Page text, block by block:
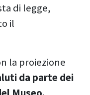
di legge,
il
la proiezione
da parte dei